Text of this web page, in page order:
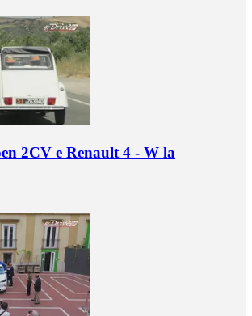
2CV e Renault 4 - W la